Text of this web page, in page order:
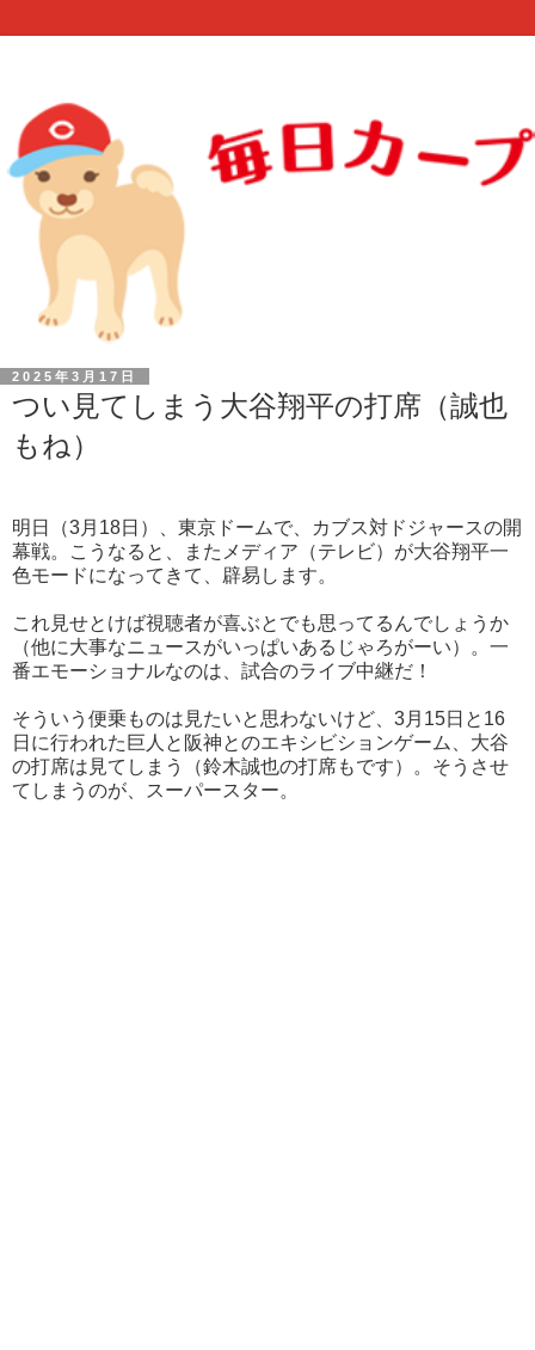
2025年3月17日
つい見てしまう大谷翔平の打席（誠也
もね）
明日（3月18日）、東京ドームで、カブス対ドジャースの開
幕戦。こうなると、またメディア（テレビ）が大谷翔平一
色モードになってきて、辟易します。
これ見せとけば視聴者が喜ぶとでも思ってるんでしょうか
（他に大事なニュースがいっぱいあるじゃろがーい）。一
番エモーショナルなのは、試合のライブ中継だ！
そういう便乗ものは見たいと思わないけど、3月15日と16
日に行われた巨人と阪神とのエキシビションゲーム、大谷
の打席は見てしまう（鈴木誠也の打席もです）。そうさせ
てしまうのが、スーパースター。